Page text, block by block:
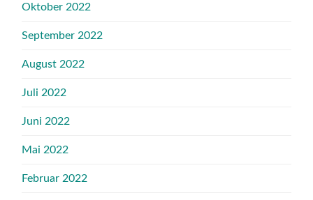
Oktober 2022
September 2022
August 2022
Juli 2022
Juni 2022
Mai 2022
Februar 2022